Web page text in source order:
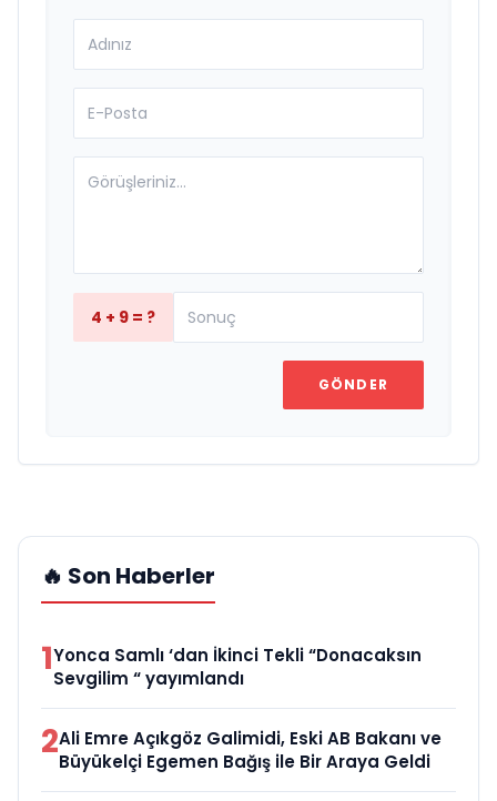
4 + 9 = ?
GÖNDER
🔥 Son Haberler
1Yonca Samlı ‘dan İkinci Tekli “Donacaksın
Sevgilim “ yayımlandı
2Ali Emre Açıkgöz Galimidi, Eski AB Bakanı ve
Büyükelçi Egemen Bağış ile Bir Araya Geldi